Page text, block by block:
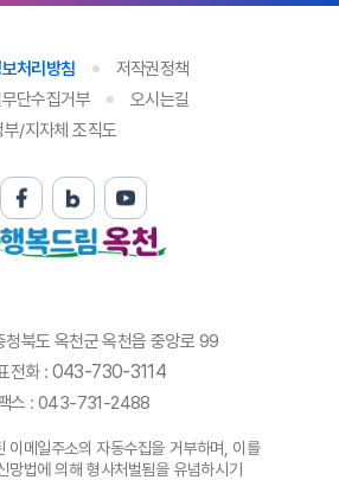
처리방침
저작권정책
단수집거부
오시는길
부/지자체 조직도
북도 옥천군 옥천읍 중앙로 99
전화 : 043-730-3114
스 : 043-731-2488
이메일주소의 자동수집을 거부하며, 이를
망법에 의해 형사처벌됨을 유념하시기